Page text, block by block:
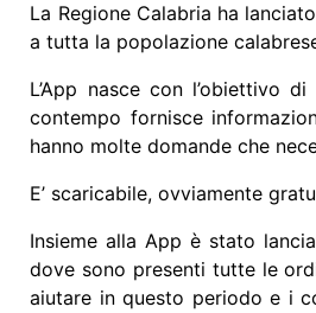
La Regione Calabria ha
a tutta la popolazione
L’App nasce con l’obiettivo
contempo fornisce
hanno molte domande che
E’ scaricabile, ovviamente
Insieme alla App è stato
dove sono presenti tutte le
aiutare in questo periodo e i